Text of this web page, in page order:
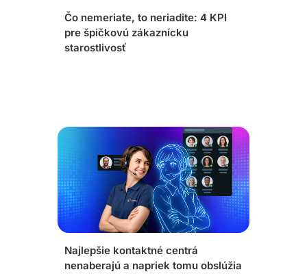
Čo nemeriate, to neriadite: 4 KPI
pre špičkovú zákaznícku
starostlivosť
Najlepšie kontaktné centrá
nenaberajú a napriek tomu obslúžia